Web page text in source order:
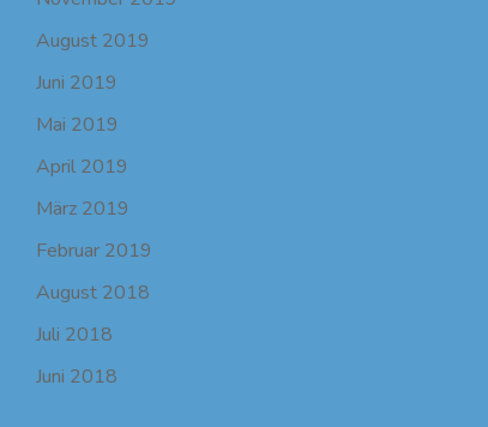
August 2019
Juni 2019
Mai 2019
April 2019
März 2019
Februar 2019
August 2018
Juli 2018
Juni 2018